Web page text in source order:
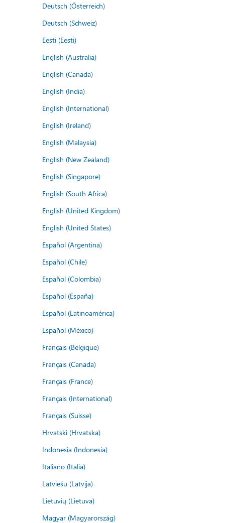
Deutsch (Österreich)
Deutsch (Schweiz)
Eesti (Eesti)
English (Australia)
English (Canada)
English (India)
English (International)
English (Ireland)
English (Malaysia)
English (New Zealand)
English (Singapore)
English (South Africa)
English (United Kingdom)
English (United States)
Español (Argentina)
Español (Chile)
Español (Colombia)
Español (España)
Español (Latinoamérica)
Español (México)
Français (Belgique)
Français (Canada)
Français (France)
Français (International)
Français (Suisse)
Hrvatski (Hrvatska)
Indonesia (Indonesia)
Italiano (Italia)
Latviešu (Latvija)
Lietuvių (Lietuva)
Magyar (Magyarország)